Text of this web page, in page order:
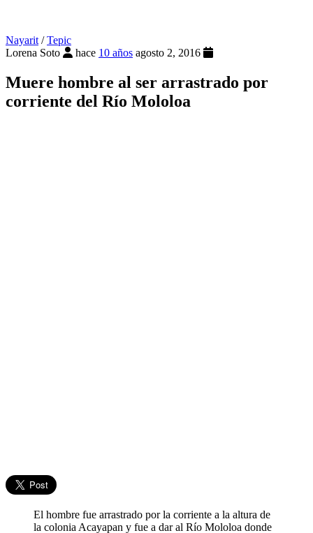
Nayarit/Tepic
Lorena Soto
hace 10 años agosto 2, 2016
Muere hombre al ser arrastrado por
corriente del Río Mololoa
El hombre fue arrastrado por la corriente a la altura de
la colonia Acayapan y fue a dar al Río Mololoa donde